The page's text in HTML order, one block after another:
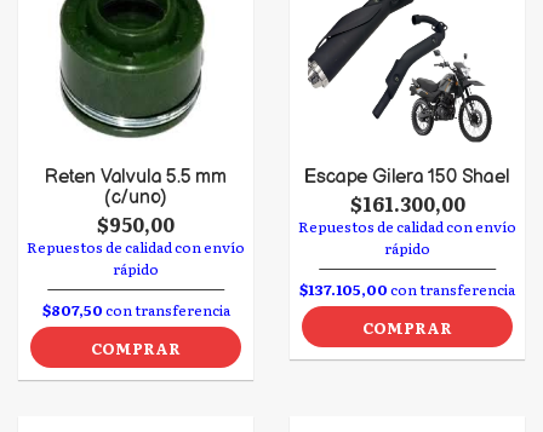
Reten Valvula 5.5 mm
(c/uno)
$950,00
Repuestos de calidad con envío
rápido
$807,50con transferencia
COMPRAR
Escape Gilera 150 Shael
$161.300,00
Repuestos de calidad con envío
rápido
$137.105,00con transferencia
COMPRAR